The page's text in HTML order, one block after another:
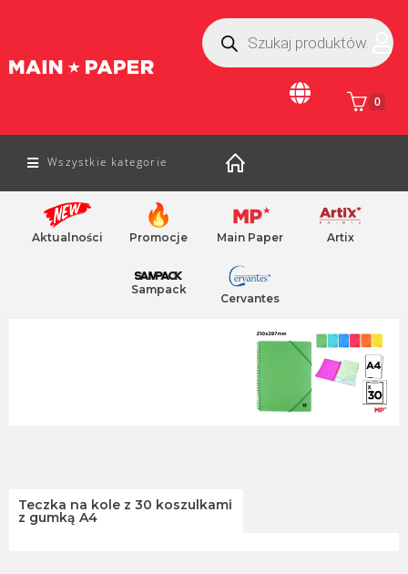
0
Wszystkie kategorie
Aktualności Promocje Main Paper Artix
Sampack
Cervantes
koszulki na dokumenty
Teczka na kole z 30 koszulkami
z gumką A4